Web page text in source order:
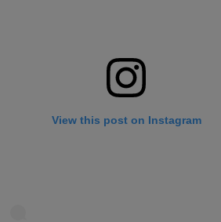
View this post on Instagram